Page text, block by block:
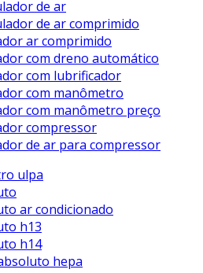
de ar
de ar comprimido
ar comprimido
com dreno automático
com lubrificador
com manômetro
com manômetro preço
compressor
de ar para compressor
ulpa
ar condicionado
h13
h14
hepa